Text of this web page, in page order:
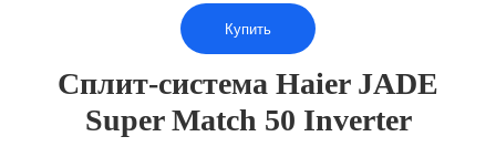
Купить
Сплит-система Haier JADE
Super Match 50 Inverter